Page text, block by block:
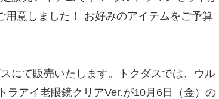
意しました！ お好みのアイテムをご予算
にて販売いたします。トクダスでは、ウル
ラアイ老眼鏡クリアVer.が10月6日（金）の